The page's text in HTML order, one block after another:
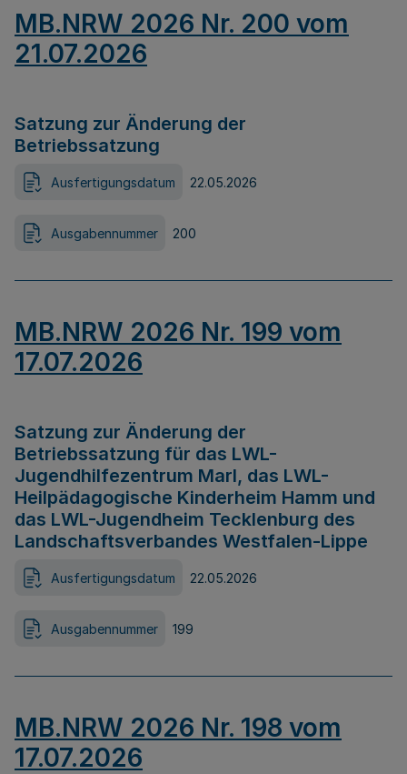
MB.NRW 2026 Nr. 200 vom
21.07.2026
Satzung zur Änderung der
Betriebssatzung
Ausfertigungsdatum 22.05.2026
Ausgabennummer 200
MB.NRW 2026 Nr. 199 vom
17.07.2026
Satzung zur Änderung der
Betriebssatzung für das LWL-
Jugendhilfezentrum Marl, das LWL-
Heilpädagogische Kinderheim Hamm und
das LWL-Jugendheim Tecklenburg des
Landschaftsverbandes Westfalen-Lippe
Ausfertigungsdatum 22.05.2026
Ausgabennummer 199
MB.NRW 2026 Nr. 198 vom
17.07.2026